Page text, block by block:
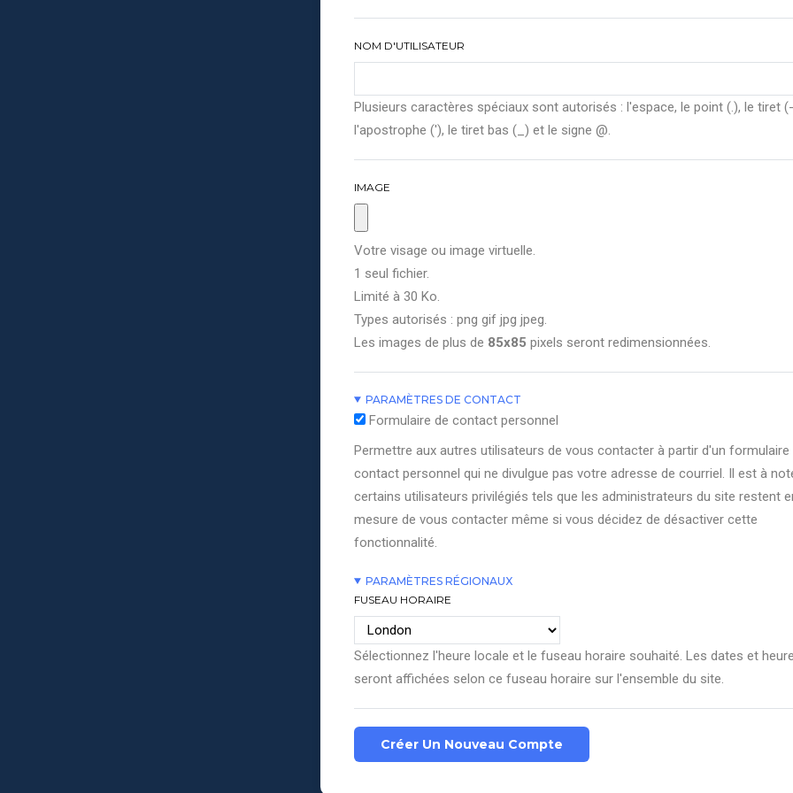
NOM D'UTILISATEUR
Plusieurs caractères spéciaux sont autorisés : l'espace, le point (.), le tiret
l'apostrophe ('), le tiret bas (_) et le signe @.
IMAGE
Votre visage ou image virtuelle.
1 seul fichier.
Limité à 30 Ko.
Types autorisés : png gif jpg jpeg.
Les images de plus de 85x85 pixels seront redimensionnées.
PARAMÈTRES DE CONTACT
Formulaire de contact personnel
Permettre aux autres utilisateurs de vous contacter à partir d'un formulaire
contact personnel qui ne divulgue pas votre adresse de courriel. Il est à
certains utilisateurs privilégiés tels que les administrateurs du site restent
mesure de vous contacter même si vous décidez de désactiver cette
fonctionnalité.
PARAMÈTRES RÉGIONAUX
FUSEAU HORAIRE
Sélectionnez l'heure locale et le fuseau horaire souhaité. Les dates et
seront affichées selon ce fuseau horaire sur l'ensemble du site.